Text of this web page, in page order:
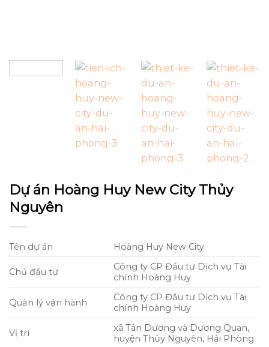
Dự án Hoàng Huy New City Thủy
Nguyên
Tên dự án Hoàng Huy New City
Chủ đầu tư
Công ty CP Đầu tư Dịch vụ Tài
chính Hoàng Huy
Quản lý vận hành
Công ty CP Đầu tư Dịch vụ Tài
chính Hoàng Huy
Vị trí
xã Tân Dương và Dương Quan,
huyện Thủy Nguyên, Hải Phòng